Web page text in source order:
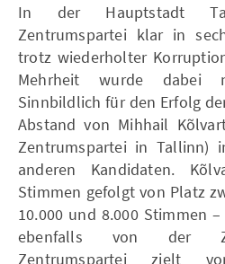
In der Hauptstadt
Zentrumspartei klar in
trotz wiederholter
Mehrheit wurde dabei
Sinnbildlich für den Erfolg
Abstand von Mihhail
Zentrumspartei in Tallinn)
anderen Kandidaten.
Stimmen gefolgt von Platz
10.000 und 8.000 Stimmen
ebenfalls von der
Zentrumspartei zielt